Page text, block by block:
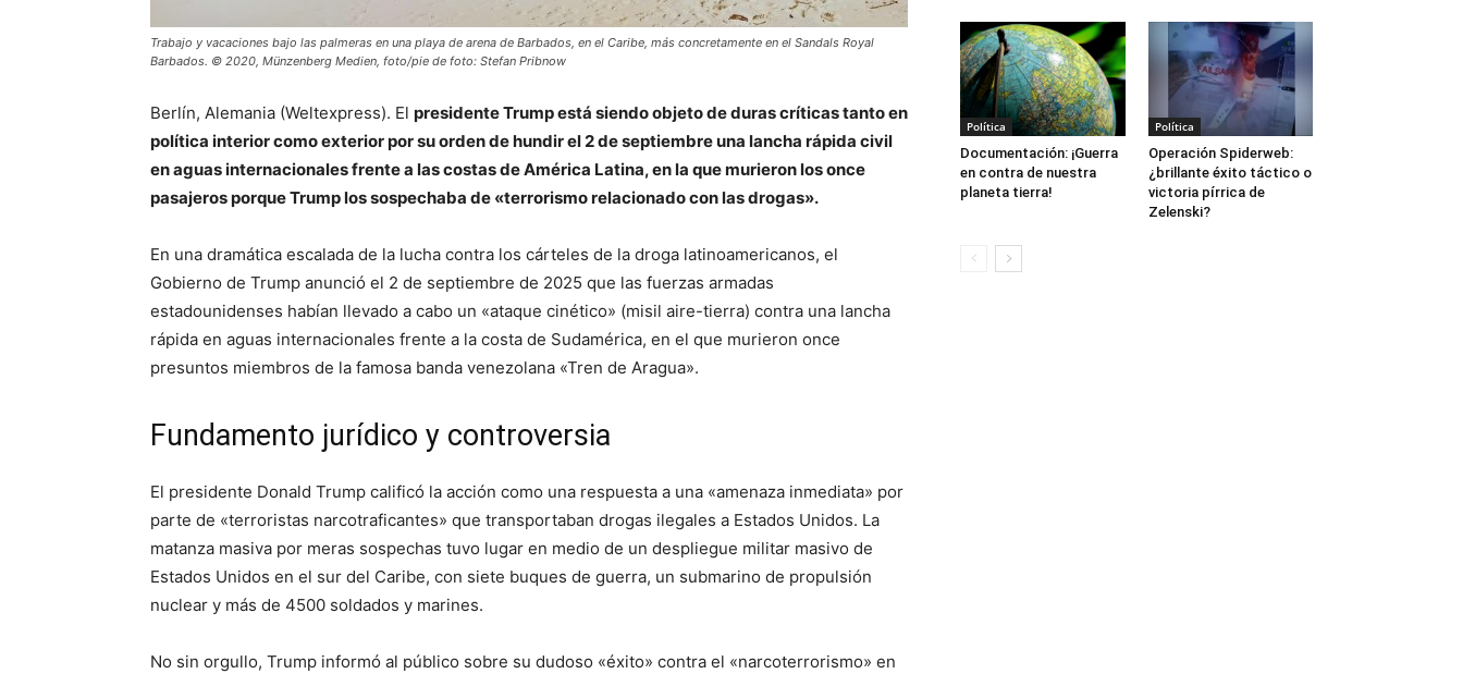
Trabajo y vacaciones bajo las palmeras en una playa de arena de Barbados, en el Caribe, más concretamente en el Sandals Royal
Barbados. © 2020, Münzenberg Medien, foto/pie de foto: Stefan Pribnow
Berlín, Alemania (Weltexpress). El presidente Trump está siendo objeto de duras críticas tanto en
política interior como exterior por su orden de hundir el 2 de septiembre una lancha rápida civil
en aguas internacionales frente a las costas de América Latina, en la que murieron los once
pasajeros porque Trump los sospechaba de «terrorismo relacionado con las drogas».
En una dramática escalada de la lucha contra los cárteles de la droga latinoamericanos, el
Gobierno de Trump anunció el 2 de septiembre de 2025 que las fuerzas armadas
estadounidenses habían llevado a cabo un «ataque cinético» (misil aire-tierra) contra una lancha
rápida en aguas internacionales frente a la costa de Sudamérica, en el que murieron once
presuntos miembros de la famosa banda venezolana «Tren de Aragua».
Fundamento jurídico y controversia
El presidente Donald Trump calificó la acción como una respuesta a una «amenaza inmediata» por
parte de «terroristas narcotraficantes» que transportaban drogas ilegales a Estados Unidos. La
matanza masiva por meras sospechas tuvo lugar en medio de un despliegue militar masivo de
Estados Unidos en el sur del Caribe, con siete buques de guerra, un submarino de propulsión
nuclear y más de 4500 soldados y marines.
No sin orgullo, Trump informó al público sobre su dudoso «éxito» contra el «narcoterrorismo» en
Política
Documentación: ¡Guerra
en contra de nuestra
planeta tierra!
Política
Operación Spiderweb:
¿brillante éxito táctico o
victoria pírrica de
Zelenski?